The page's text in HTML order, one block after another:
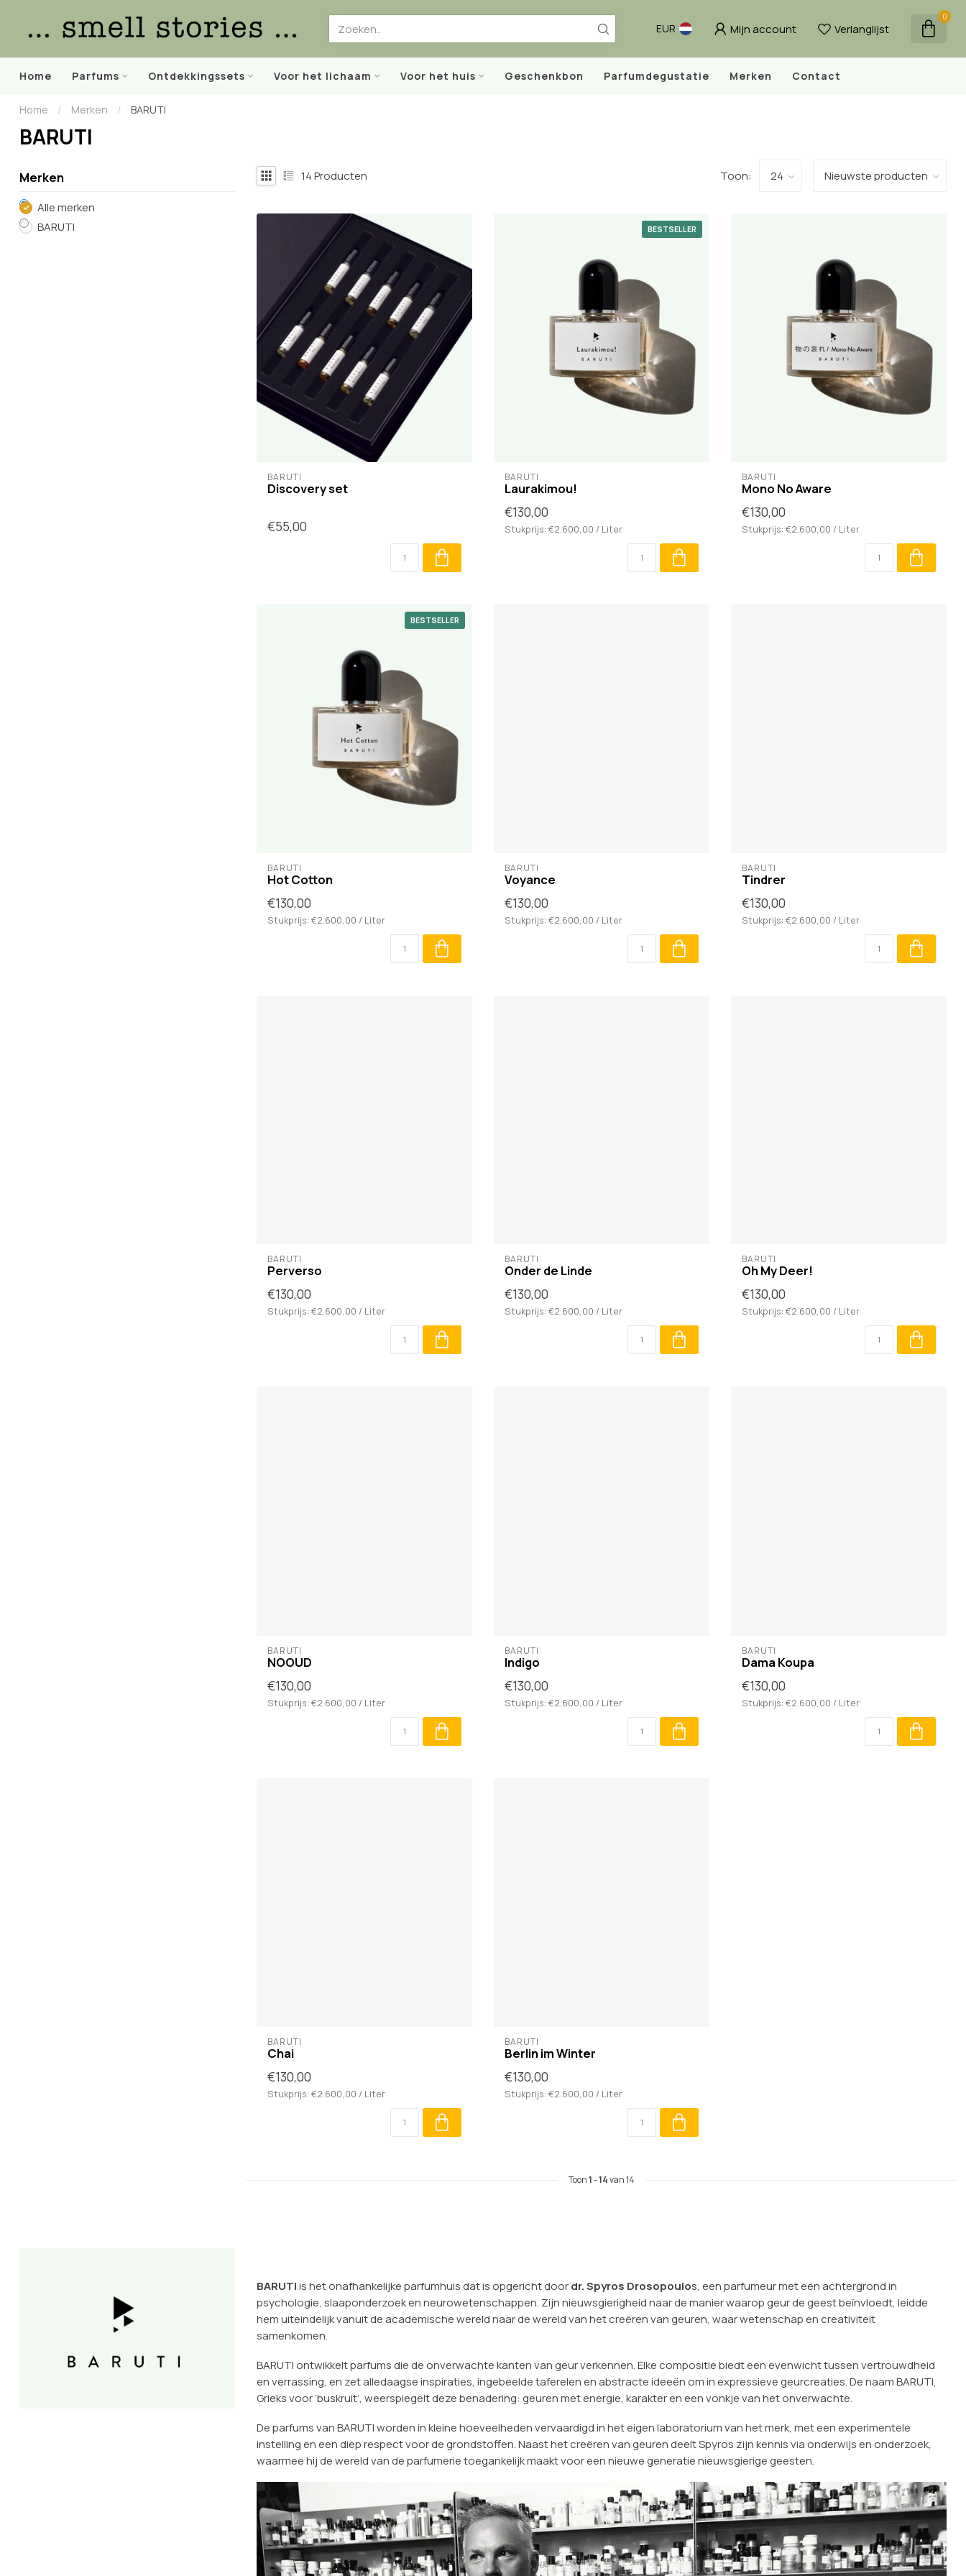
EUR Mijn account Verlanglijst
0
Home Parfums Ontdekkingssets Voor het lichaam Voor het huis Geschenkbon Parfumdegustatie Merken Contact
Home / Merken / BARUTI
BARUTI
Merken
Alle merken
BARUTI
14Producten Toon:
BARUTI
Discovery set
€55,00
BESTSELLER
BARUTI
Laurakimou!
€130,00
Stukprijs: €2.600,00 / Liter
BARUTI
Mono No Aware
€130,00
Stukprijs: €2.600,00 / Liter
BESTSELLER
BARUTI
Hot Cotton
€130,00
Stukprijs: €2.600,00 / Liter
BARUTI
Voyance
€130,00
Stukprijs: €2.600,00 / Liter
BARUTI
Tindrer
€130,00
Stukprijs: €2.600,00 / Liter
BARUTI
Perverso
€130,00
Stukprijs: €2.600,00 / Liter
BARUTI
Onder de Linde
€130,00
Stukprijs: €2.600,00 / Liter
BARUTI
Oh My Deer!
€130,00
Stukprijs: €2.600,00 / Liter
BARUTI
NOOUD
€130,00
Stukprijs: €2.600,00 / Liter
BARUTI
Indigo
€130,00
Stukprijs: €2.600,00 / Liter
BARUTI
Dama Koupa
€130,00
Stukprijs: €2.600,00 / Liter
BARUTI
Chai
€130,00
Stukprijs: €2.600,00 / Liter
BARUTI
Berlin im Winter
€130,00
Stukprijs: €2.600,00 / Liter
Toon1-14van 14
BARUTIis het onafhankelijke parfumhuis dat is opgericht doordr. Spyros Drosopoulos, een parfumeur met een achtergrond in
psychologie, slaaponderzoek en neurowetenschappen. Zijn nieuwsgierigheid naar de manier waarop geur de geest beïnvloedt, leidde
hem uiteindelijk vanuit de academische wereld naar de wereld van het creëren van geuren, waar wetenschap en creativiteit
samenkomen.
BARUTI ontwikkelt parfums die de onverwachte kanten van geur verkennen. Elke compositie biedt een evenwicht tussen vertrouwdheid
en verrassing, en zet alledaagse inspiraties, ingebeelde taferelen en abstracte ideeën om in expressieve geurcreaties. De naam BARUTI,
Grieks voor ‘buskruit’, weerspiegelt deze benadering: geuren met energie, karakter en een vonkje van het onverwachte.
De parfums van BARUTI worden in kleine hoeveelheden vervaardigd in het eigen laboratorium van het merk, met een experimentele
instelling en een diep respect voor de grondstoffen. Naast het creëren van geuren deelt Spyros zijn kennis via onderwijs en onderzoek,
waarmee hij de wereld van de parfumerie toegankelijk maakt voor een nieuwe generatie nieuwsgierige geesten.